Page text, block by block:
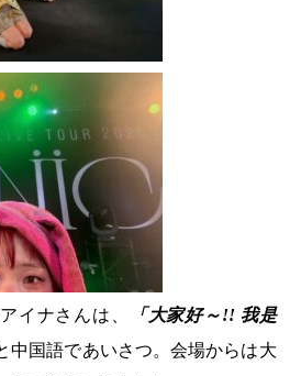
イナさんは、
「大家好～!! 我是
中国語であいさつ。会場からは大